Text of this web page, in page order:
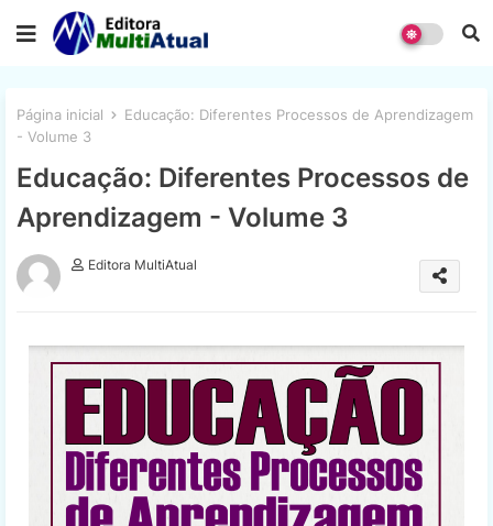
Página inicial
Educação: Diferentes Processos de Aprendizagem
- Volume 3
Educação: Diferentes Processos de
Aprendizagem - Volume 3
Editora MultiAtual